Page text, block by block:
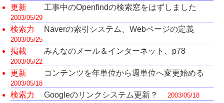
更新 工事中のOpenfindの検索窓をはずしました
2003/05/29
検索力 Naverの索引システム、Webページの定義
2003/05/25
掲載 みんなのメール＆インターネット、p78
2003/05/22
更新 コンテンツを年単位から週単位へ変更始める
2003/05/18
検索力 Googleのリンクシステム更新？ 2003/05/18